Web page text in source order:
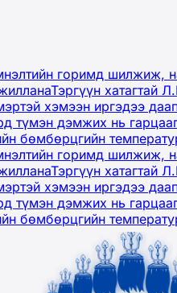
горимд шилжиж,
Тэргүүн хатагтай
хэмээн иргэдээ
түмэн дэмжих нь
бөмбөрцгийн
горимд шилжиж,
Тэргүүн хатагтай
хэмээн иргэдээ
түмэн дэмжих нь
бөмбөрцгийн